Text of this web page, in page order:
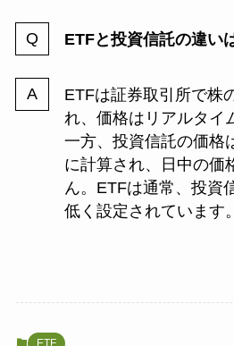
ETFと投資信託の違い
ETFは証券取引所で株
れ、価格はリアルタイ
一方、投資信託の価格
に計算され、日中の価
ん。ETFは通常、投資
低く設定されています。
ETF